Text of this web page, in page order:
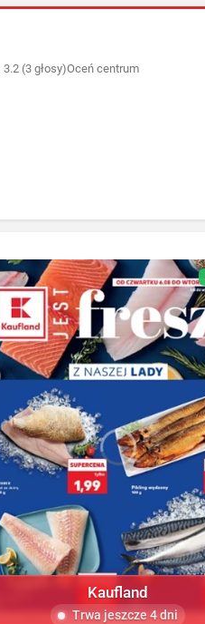
3.2 (3 głosy)Oceń centrum
Kaufland
Trwa jeszcze 4 dni